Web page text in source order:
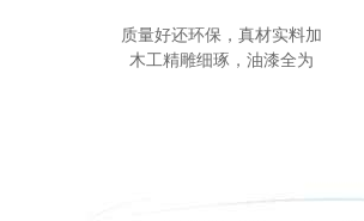
质量好还环保，真材实料加
木工精雕细琢，油漆全为